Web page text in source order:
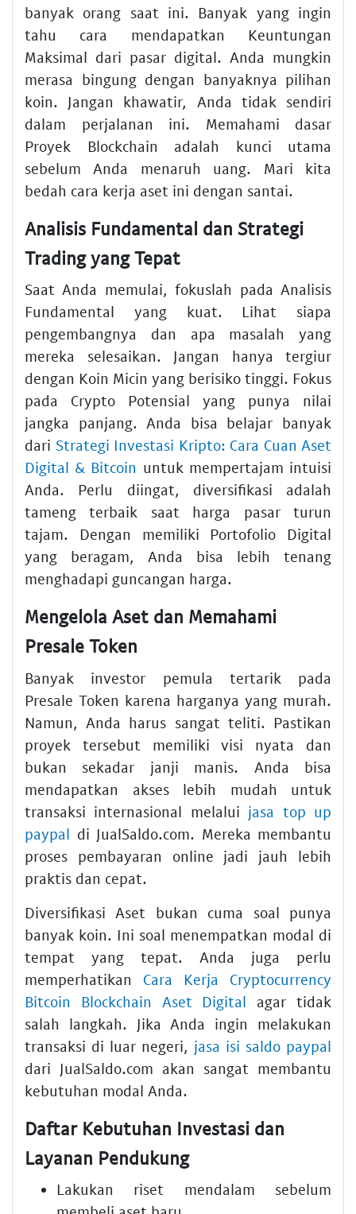
banyak orang saat ini. Banyak yang ingin
tahu cara mendapatkan Keuntungan
Maksimal dari pasar digital. Anda mungkin
merasa bingung dengan banyaknya pilihan
koin. Jangan khawatir, Anda tidak sendiri
dalam perjalanan ini. Memahami dasar
Proyek Blockchain adalah kunci utama
sebelum Anda menaruh uang. Mari kita
bedah cara kerja aset ini dengan santai.
Analisis Fundamental dan Strategi
Trading yang Tepat
Saat Anda memulai, fokuslah pada Analisis
Fundamental yang kuat. Lihat siapa
pengembangnya dan apa masalah yang
mereka selesaikan. Jangan hanya tergiur
dengan Koin Micin yang berisiko tinggi. Fokus
pada Crypto Potensial yang punya nilai
jangka panjang. Anda bisa belajar banyak
dari Strategi Investasi Kripto: Cara Cuan Aset
Digital & Bitcoin untuk mempertajam intuisi
Anda. Perlu diingat, diversifikasi adalah
tameng terbaik saat harga pasar turun
tajam. Dengan memiliki Portofolio Digital
yang beragam, Anda bisa lebih tenang
menghadapi guncangan harga.
Mengelola Aset dan Memahami
Presale Token
Banyak investor pemula tertarik pada
Presale Token karena harganya yang murah.
Namun, Anda harus sangat teliti. Pastikan
proyek tersebut memiliki visi nyata dan
bukan sekadar janji manis. Anda bisa
mendapatkan akses lebih mudah untuk
transaksi internasional melalui jasa top up
paypal di JualSaldo.com. Mereka membantu
proses pembayaran online jadi jauh lebih
praktis dan cepat.
Diversifikasi Aset bukan cuma soal punya
banyak koin. Ini soal menempatkan modal di
tempat yang tepat. Anda juga perlu
memperhatikan Cara Kerja Cryptocurrency
Bitcoin Blockchain Aset Digital agar tidak
salah langkah. Jika Anda ingin melakukan
transaksi di luar negeri, jasa isi saldo paypal
dari JualSaldo.com akan sangat membantu
kebutuhan modal Anda.
Daftar Kebutuhan Investasi dan
Layanan Pendukung
Lakukan riset mendalam sebelum